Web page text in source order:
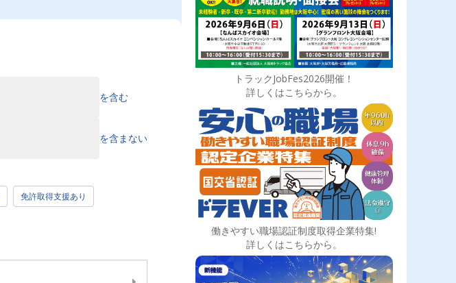
を含む
を含まない
免許取得支援あり
トラックJobFes2026開催！
詳しくはこちらから。
働きやすい職場認証制度取得企業特集!
詳しくはこちらから。